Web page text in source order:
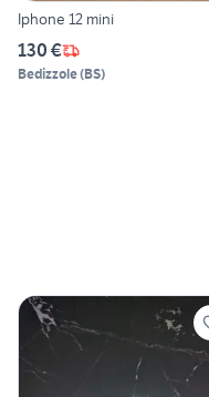
Iphone 12 mini
130 €
Bedizzole(BS)